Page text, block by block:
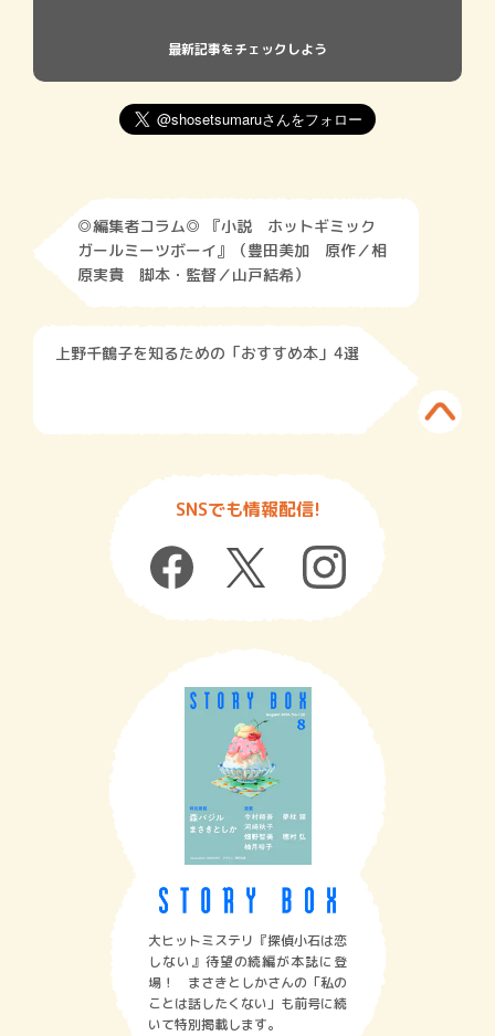
最新記事をチェックしよう
◎編集者コラム◎ 『小説 ホットギミック
ガールミーツボーイ』（豊田美加 原作／相
原実貴 脚本・監督／山戸結希）
上野千鶴子を知るための「おすすめ本」4選
SNSでも情報配信!
大ヒットミステリ『探偵小石は恋
しない』待望の続編が本誌に登
場！ まさきとしかさんの「私の
ことは話したくない」も前号に続
いて特別掲載します。